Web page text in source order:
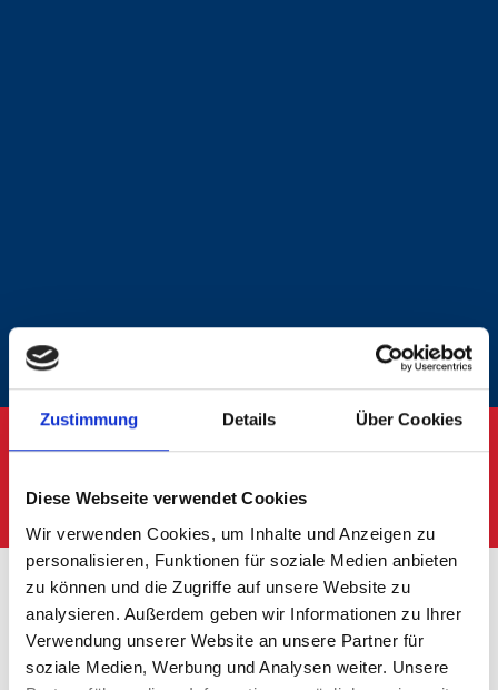
Zustimmung Details Über Cookies
Diese Webseite verwendet Cookies
Wir verwenden Cookies, um Inhalte und Anzeigen zu
personalisieren, Funktionen für soziale Medien anbieten
zu können und die Zugriffe auf unsere Website zu
analysieren. Außerdem geben wir Informationen zu Ihrer
Verwendung unserer Website an unsere Partner für
soziale Medien, Werbung und Analysen weiter. Unsere
Wir stellen Ihren Ausbildungsbetrieb auf
Durchstarter vor: